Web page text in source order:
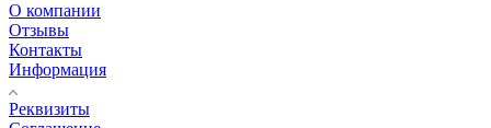
О компании
Отзывы
Контакты
Информация
Реквизиты